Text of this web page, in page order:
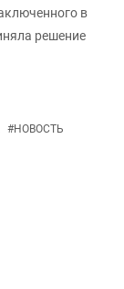
в
решение
#НОВОСТЬ